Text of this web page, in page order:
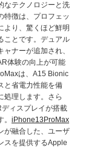
なテクノロジーと洗
特徴は、プロフェッ
より、驚くほど鮮明
ことです。デュアル
ナーが追加され、
体験の向上が可能
は、A15 Bionic
と省電力性能を備
処理します。さら
ィスプレイが搭載
iPhone13ProMax
が融合した、ユーザ
スを提供するApple